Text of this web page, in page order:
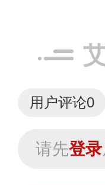
用户评论0
请先登录